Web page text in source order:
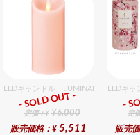
LEDキャンドル LUMINARA（ルミ
ギフト
定価：¥ ¥6,000
販売価格：¥ 5,511
- SOLD OUT -
LEDキ
定
販売
-